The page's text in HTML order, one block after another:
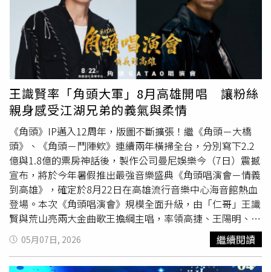
摯感謝20年來每位參與過的藝人嘉賓，他也感懷地說：「這
個攝影棚帶給我們無數歡笑與財富，雖然過程難免有幾次
『擦槍走火』，但《天才衝衝衝》始終是我演藝生涯中最深
愛的節目。」《天才衝衝衝》日前盛大錄製20周年特別企
劃。（圖／華視提供）主持人曾國城也分享，「這裡的喜怒
哀樂都是最真實的情感交流。在節目中會看到形形色色的嘉
賓，有的外表亮麗又聰明，有的卻能笨出一種氣質與魅
力。」他更幽默喊話，希望能與夥伴們繼續衝下去，「但等
《天才衝衝衝》變成《天才喘喘喘》，可就傷腦筋了！」張
文綺則表示能與前輩們合作是莫大的榮幸：「他們給予我滿
滿的安全感，有時甚至不用多說，他們就能懂。」談及對未
來的期許，籃籃與巫苡萱不約而同表示，會持續努力增進英
文實力，期盼在英文單元中能有突飛猛進的表現；徐凱希則
許下宏願，希望主持「六人組」能展現絕佳默契，早日攜手
摘下金鐘獎。本次「20周年特別企劃」星光熠熠，特別邀請
富邦啦啦隊Fubon Angels隊員檸檬、秀秀子、韓籍隊員李
雅英、南珉貞、李晧禎帶來熱情開場，來賓陣容更包含鍾欣
凌、鄭人碩、黃尚禾、潘若迪、馬力歐、李懿、張立東、林
王識賢率「角頭大軍」8月高雄開唱 讓粉絲
親身感受江湖兄弟的義氣與柔情
《角頭》IP邁入12周年，版圖不斷擴張！繼《角頭－大橋
頭》、《角頭－鬥陣欸》連續兩年橫掃全台，分別寫下2.2
億與1.8億的票房神話後，製作公司曼尼娛樂今（7日）震撼
宣布，將於今年暑假推出最強音樂盛典《角頭唱演會－情義
到高雄》，確定於8月22日在高雄流行音樂中心海音館熱血
登場。本次《角頭唱演會》規模全面升級，由「仁哥」王識
賢與荒山亮兩大金曲歌王擔綱主唱，率領高捷、王陽明、張
懷秋、黃騰浩、鄭人碩
、施名帥、張再興、唐振剛、黃尚
禾、吳震亞、白吉勝、黃鐙輝、陳萬號、吳長愷等豪華陣容
05月07日, 2026 繼續閱讀